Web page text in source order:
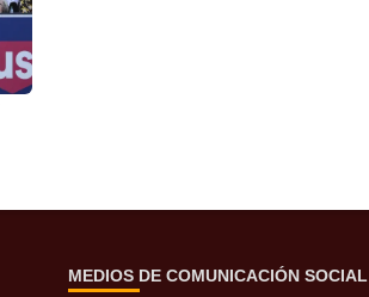
MEDIOS DE COMUNICACIÓN SOCIAL